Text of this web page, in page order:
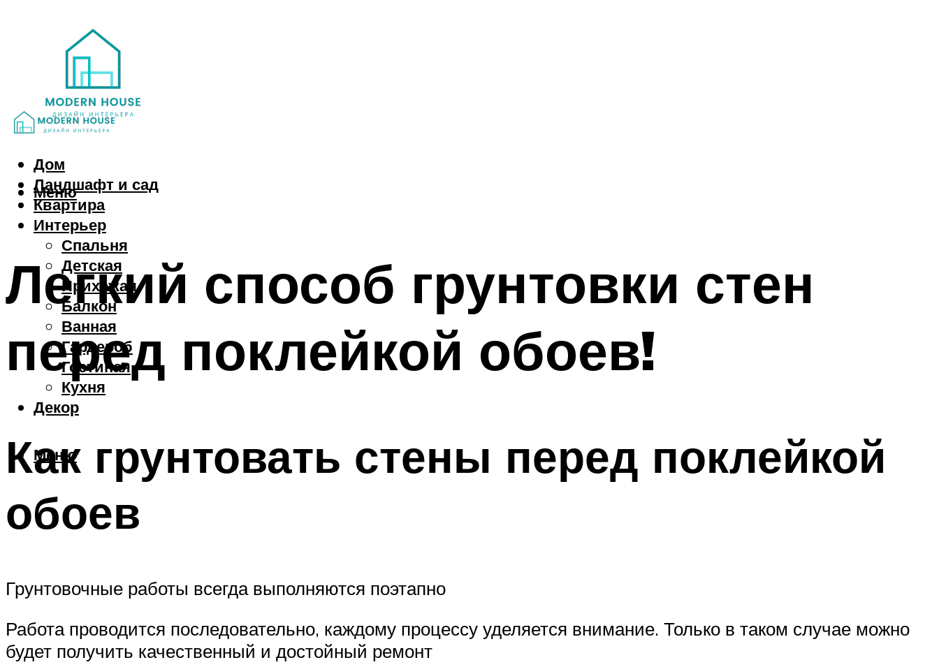
Дом
Ландшафт и сад
Квартира
Интерьер
Спальня
Детская
Прихожая
Балкон
Ванная
Гардероб
Гостиная
Кухня
Декор
Меню
Меню
Легкий способ грунтовки стен
перед поклейкой обоев!
Как грунтовать стены перед поклейкой
обоев
Грунтовочные работы всегда выполняются поэтапно
Работа проводится последовательно, каждому процессу уделяется внимание. Только в таком случае можно
будет получить качественный и достойный ремонт